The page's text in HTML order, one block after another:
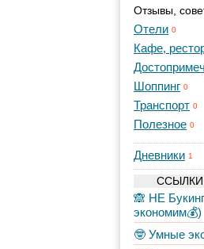
Отзывы,
Отели 0
Кафе,
Шоппинг 0
Транспорт 0
Полезное 0
Дневники 1
🙈 НЕ
экономим💰)
🤓 Умные